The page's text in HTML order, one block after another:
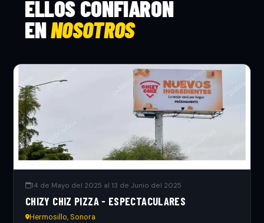
ELLOS CONFIARON
ENNOSOTROS
14 de Mayo del 2025 al 13 de Junio del 2025
CHIZY CHIZ PIZZA - ESPECTACULARES
Hermosillo, Sonora